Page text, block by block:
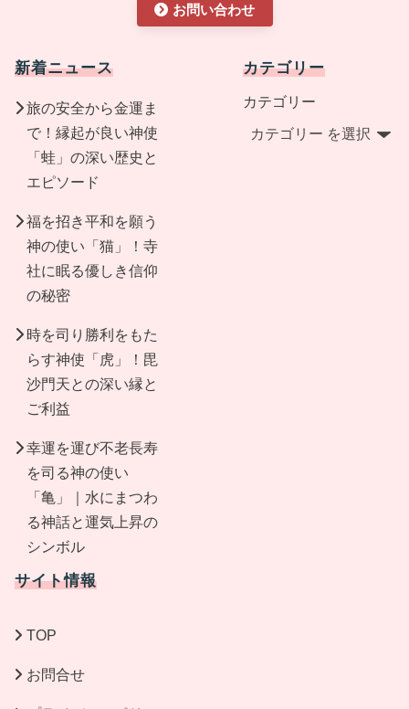
お問い合わせ
新着ニュース
旅の安全から金運ま
で！縁起が良い神使
「蛙」の深い歴史と
エピソード
福を招き平和を願う
神の使い「猫」！寺
社に眠る優しき信仰
の秘密
時を司り勝利をもた
らす神使「虎」！毘
沙門天との深い縁と
ご利益
幸運を運び不老長寿
を司る神の使い
「亀」｜水にまつわ
る神話と運気上昇の
シンボル
カテゴリー
カテゴリー
サイト情報
TOP
お問合せ